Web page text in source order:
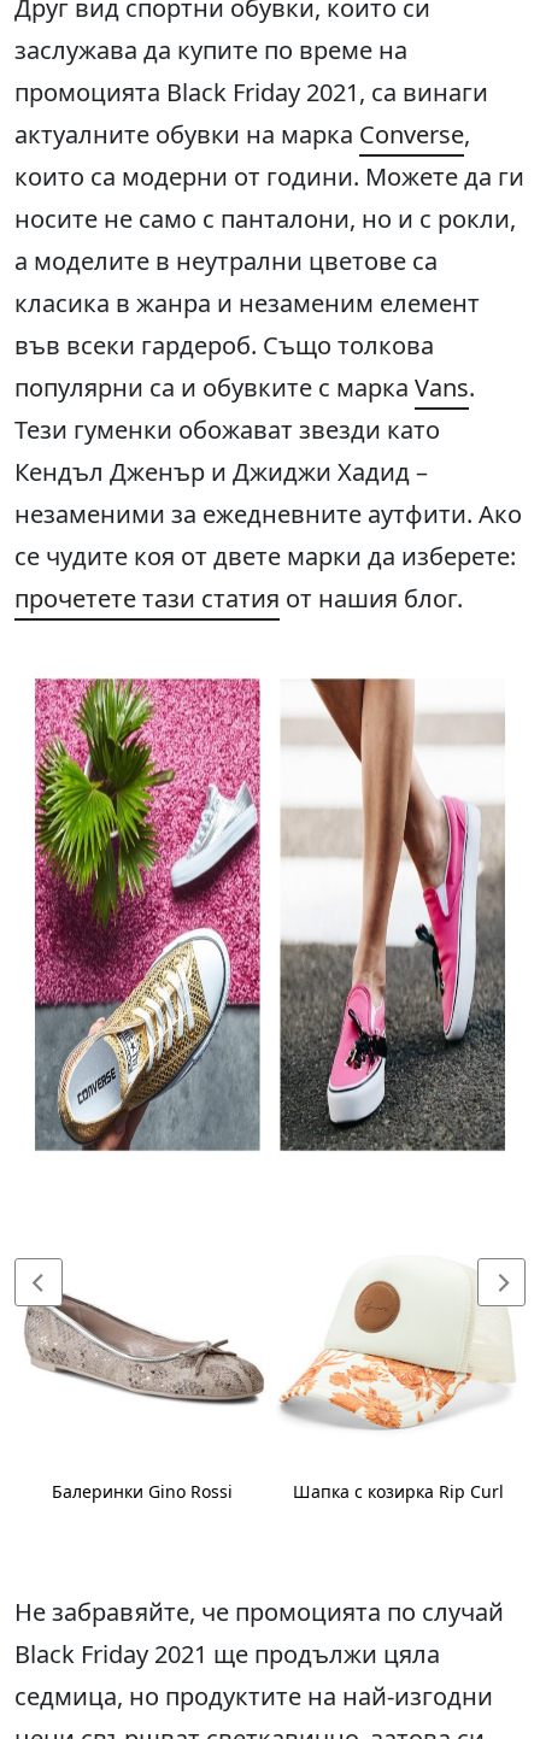
Друг вид спортни обувки, които си
заслужава да купите по време на
промоцията Black Friday 2021, са винаги
актуалните обувки на марка Converse,
които са модерни от години. Можете да ги
носите не само с панталони, но и с рокли,
а моделите в неутрални цветове са
класика в жанра и незаменим елемент
във всеки гардероб. Също толкова
популярни са и обувките с марка Vans.
Тези гуменки обожават звезди като
Кендъл Дженър и Джиджи Хадид –
незаменими за ежедневните аутфити. Ако
се чудите коя от двете марки да изберете:
прочетете тази статия от нашия блог.
Балеринки Gino Rossi Шапка с козирка Rip Curl
Не забравяйте, че промоцията по случай
Black Friday 2021 ще продължи цяла
седмица, но продуктите на най-изгодни